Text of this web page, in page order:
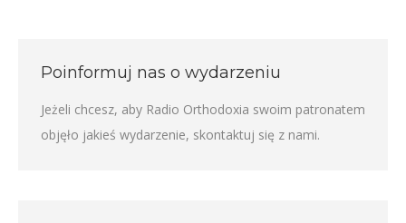
Poinformuj nas o wydarzeniu
Jeżeli chcesz, aby Radio Orthodoxia swoim patronatem
objęło jakieś wydarzenie, skontaktuj się z nami.